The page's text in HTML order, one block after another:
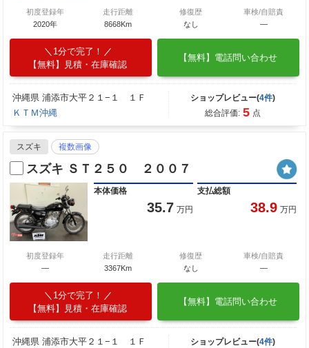
初度登録年
2020年
走行距離
8668Km
修復歴
なし
車検/自賠責
―
1分で完了！
【無料】見積・在庫確認
【無料】電話問い合わせ
沖縄県 浦添市大平２１−１ １Ｆ
ＫＴＭ沖縄
ショップレビュー(4件)
総合評価: 5 点
スズキ 複数画像
スズキ ＳＴ２５０ ２００７
本体価格
35.7 万円
支払総額
38.9 万円
初度登録年
―
走行距離
3367Km
修復歴
なし
車検/自賠責
―
1分で完了！
【無料】見積・在庫確認
【無料】電話問い合わせ
沖縄県 浦添市大平２１−１ １Ｆ
ショップレビュー(4件)